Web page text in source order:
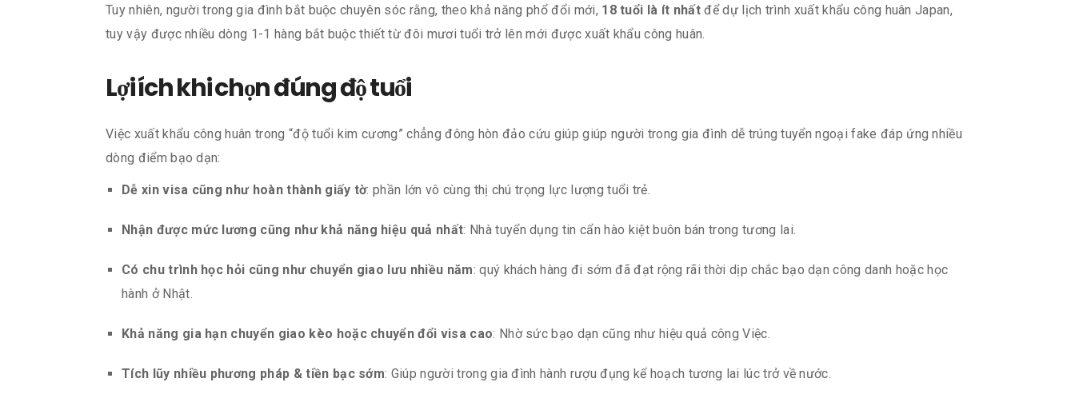
Tuy nhiên, người trong gia đình bắt buộc chuyên sóc rằng, theo khả năng phổ đổi mới, 18 tuổi là ít nhấtđể dự lịch trình xuất khẩu công huân Japan,
tuy vậy được nhiều dòng 1-1 hàng bắt buộc thiết từ đôi mươi tuổi trở lên mới được xuất khẩu công huân.
Lợi ích khi chọn đúng độ tuổi
Việc xuất khẩu công huân trong “độ tuổi kim cương” chẳng đông hòn đảo cứu giúp giúp người trong gia đình dễ trúng tuyển ngoại fake đáp ứng nhiều
dòng điểm bạo dạn:
Dễ xin visa cũng như hoàn thành giấy tờ: phần lớn vô cùng thị chú trọng lực lượng tuổi trẻ.
Nhận được mức lương cũng như khả năng hiệu quả nhất: Nhà tuyển dụng tin cẩn hào kiệt buôn bán trong tương lai.
Có chu trình học hỏi cũng như chuyển giao lưu nhiều năm: quý khách hàng đi sớm đã đạt rộng rãi thời dịp chắc bạo dạn công danh hoặc học
hành ở Nhật.
Khả năng gia hạn chuyển giao kèo hoặc chuyển đổi visa cao: Nhờ sức bạo dạn cũng như hiệu quả công Việc.
Tích lũy nhiều phương pháp & tiền bạc sớm: Giúp người trong gia đình hành rượu đụng kế hoạch tương lai lúc trở về nước.